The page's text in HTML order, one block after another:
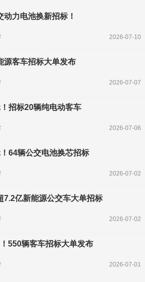
动力电池换新招标！
2026-07-10
源客车招标大单发布
2026-07-07
招标20辆纯电动客车
2026-07-06
64辆公交电池换芯招标
2026-07-02
7.2亿新能源公交车大单招标
2026-07-02
550辆客车招标大单发布
2026-07-01